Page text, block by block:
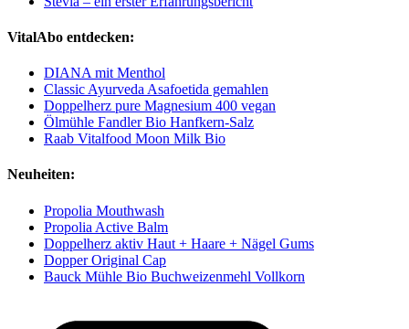
VitalAbo entdecken:
DIANA mit Menthol
Classic Ayurveda Asafoetida gemahlen
Doppelherz pure Magnesium 400 vegan
Ölmühle Fandler Bio Hanfkern-Salz
Raab Vitalfood Moon Milk Bio
Neuheiten:
Propolia Mouthwash
Propolia Active Balm
Doppelherz aktiv Haut + Haare + Nägel Gums
Dopper Original Cap
Bauck Mühle Bio Buchweizenmehl Vollkorn